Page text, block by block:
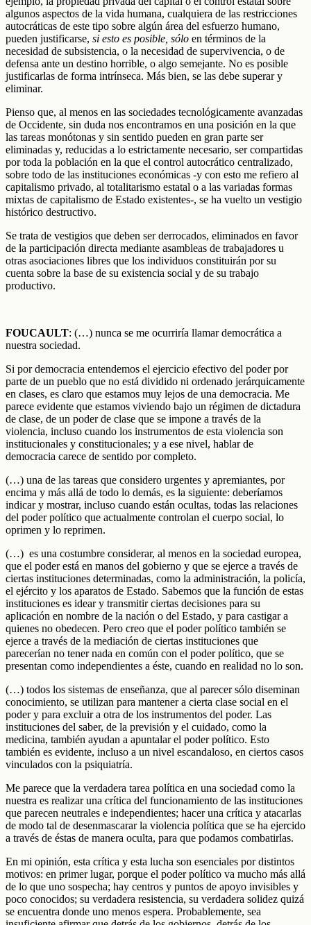
algunos aspectos de la vida humana, cualquiera de las restricciones
autocráticas de este tipo sobre algún área del esfuerzo humano,
pueden justificarse, si esto es posible, sólo en términos de la
necesidad de subsistencia, o la necesidad de supervivencia, o de
defensa ante un destino horrible, o algo semejante. No es posible
justificarlas de forma intrínseca. Más bien, se las debe superar y
eliminar.
Pienso que, al menos en las sociedades tecnológicamente avanzadas
de Occidente, sin duda nos encontramos en una posición en la que
las tareas monótonas y sin sentido pueden en gran parte ser
eliminadas y, reducidas a lo estrictamente necesario, ser compartidas
por toda la población en la que el control autocrático centralizado,
sobre todo de las instituciones económicas -y con esto me refiero al
capitalismo privado, al totalitarismo estatal o a las variadas formas
mixtas de capitalismo de Estado existentes-, se ha vuelto un vestigio
histórico destructivo.
Se trata de vestigios que deben ser derrocados, eliminados en favor
de la participación directa mediante asambleas de trabajadores u
otras asociaciones libres que los individuos constituirán por su
cuenta sobre la base de su existencia social y de su trabajo
productivo.
FOUCAULT: (…) nunca se me ocurriría llamar democrática a
nuestra sociedad.
Si por democracia entendemos el ejercicio efectivo del poder por
parte de un pueblo que no está dividido ni ordenado jerárquicamente
en clases, es claro que estamos muy lejos de una democracia. Me
parece evidente que estamos viviendo bajo un régimen de dictadura
de clase, de un poder de clase que se impone a través de la
violencia, incluso cuando los instrumentos de esta violencia son
institucionales y constitucionales; y a ese nivel, hablar de
democracia carece de sentido por completo.
(…) una de las tareas que considero urgentes y apremiantes, por
encima y más allá de todo lo demás, es la siguiente: deberíamos
indicar y mostrar, incluso cuando están ocultas, todas las relaciones
del poder político que actualmente controlan el cuerpo social, lo
oprimen y lo reprimen.
(…) es una costumbre considerar, al menos en la sociedad europea,
que el poder está en manos del gobierno y que se ejerce a través de
ciertas instituciones determinadas, como la administración, la policía,
el ejército y los aparatos de Estado. Sabemos que la función de estas
instituciones es idear y transmitir ciertas decisiones para su
aplicación en nombre de la nación o del Estado, y para castigar a
quienes no obedecen. Pero creo que el poder político también se
ejerce a través de la mediación de ciertas instituciones que
parecerían no tener nada en común con el poder político, que se
presentan como independientes a éste, cuando en realidad no lo son.
(…) todos los sistemas de enseñanza, que al parecer sólo diseminan
conocimiento, se utilizan para mantener a cierta clase social en el
poder y para excluir a otra de los instrumentos del poder. Las
instituciones del saber, de la previsión y el cuidado, como la
medicina, también ayudan a apuntalar el poder político. Esto
también es evidente, incluso a un nivel escandaloso, en ciertos casos
vinculados con la psiquiatría.
Me parece que la verdadera tarea política en una sociedad como la
nuestra es realizar una crítica del funcionamiento de las instituciones
que parecen neutrales e independientes; hacer una crítica y atacarlas
de modo tal de desenmascarar la violencia política que se ha ejercido
a través de éstas de manera oculta, para que podamos combatirlas.
En mi opinión, esta crítica y esta lucha son esenciales por distintos
motivos: en primer lugar, porque el poder político va mucho más allá
de lo que uno sospecha; hay centros y puntos de apoyo invisibles y
poco conocidos; su verdadera resistencia, su verdadera solidez quizá
se encuentra donde uno menos espera. Probablemente, sea